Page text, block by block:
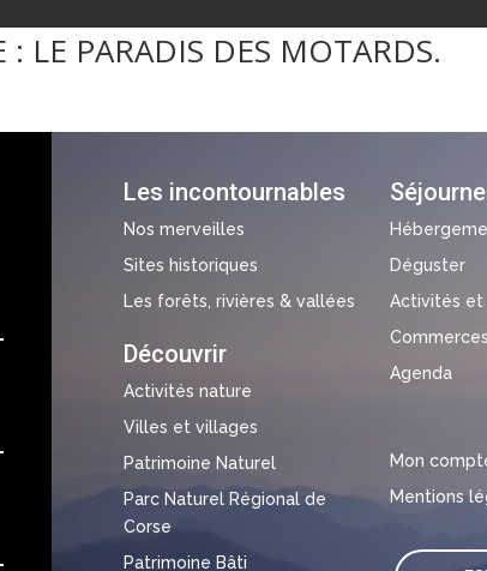
: LE PARADIS DES MOTARDS.
Les incontournables
Nos merveilles
Sites historiques
Les forêts, rivières & vallées
Découvrir
Activités nature
Villes et villages
Patrimoine Naturel
Parc Naturel Régional de
Corse
Patrimoine Bâti
Déguster
Activités et
Agenda
Mon
Mentions